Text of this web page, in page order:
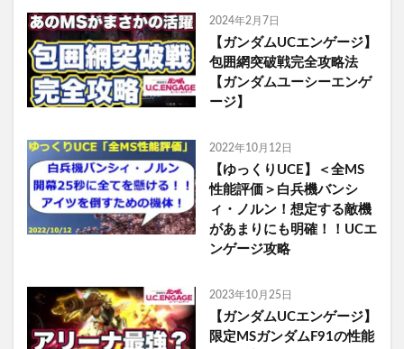
2024年2月7日
【ガンダムUCエンゲージ】
包囲網突破戦完全攻略法
【ガンダムユーシーエンゲ
ージ】
2022年10月12日
【ゆっくりUCE】＜全MS
性能評価＞白兵機バンシ
ィ・ノルン！想定する敵機
があまりにも明確！！UCエ
ンゲージ攻略
2023年10月25日
【ガンダムUCエンゲージ】
限定MSガンダムF91の性能